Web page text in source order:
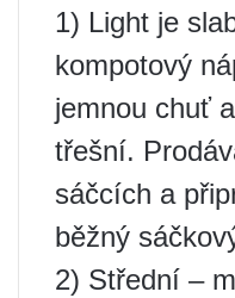
1) Light je
kompotový
jemnou chuť
třešní.
sáčcích a
běžný
2) Střední –